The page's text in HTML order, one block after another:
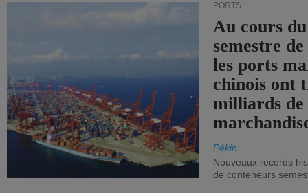
PORTS
Au cours
semestre
les ports
chinois ont
milliards de
Pékin
Nouveaux records
de conteneurs